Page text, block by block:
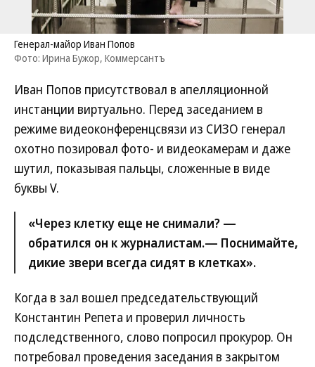
Генерал-майор Иван Попов
Фото: Ирина Бужор, Коммерсантъ
Иван Попов присутствовал в апелляционной
инстанции виртуально. Перед заседанием в
режиме видеоконференцсвязи из СИЗО генерал
охотно позировал фото- и видеокамерам и даже
шутил, показывая пальцы, сложенные в виде
буквы V.
«Через клетку еще не снимали? —
обратился он к журналистам.— Поснимайте,
дикие звери всегда сидят в клетках».
Когда в зал вошел председательствующий
Константин Репета и проверил личность
подследственного, слово попросил прокурор. Он
потребовал проведения заседания в закрытом